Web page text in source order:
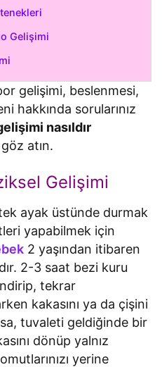
Gelişimi
gelişimi, beslenmesi,
hakkında sorularınız
nasıldır
atın.
Gelişimi
ayak üstünde durmak
yapabilmek için
2 yaşından itibaren
2-3 saat bezi kuru
tekrar
kakasını ya da çişini
tuvaleti geldiğinde bir
dönüp yalnız
yerine